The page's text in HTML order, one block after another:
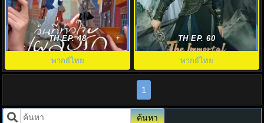
วันที่หัวใจเผลอรัก (2026) My
Page in the 90s พากย์ไทย EP1-
24
TH EP. 48
พากย์ไทย
สู่เส้นทางเซียน (2025) The
Immortal Ascension พากย์ไทย
TH EP. 60
พากย์ไทย
1
ค้นหา